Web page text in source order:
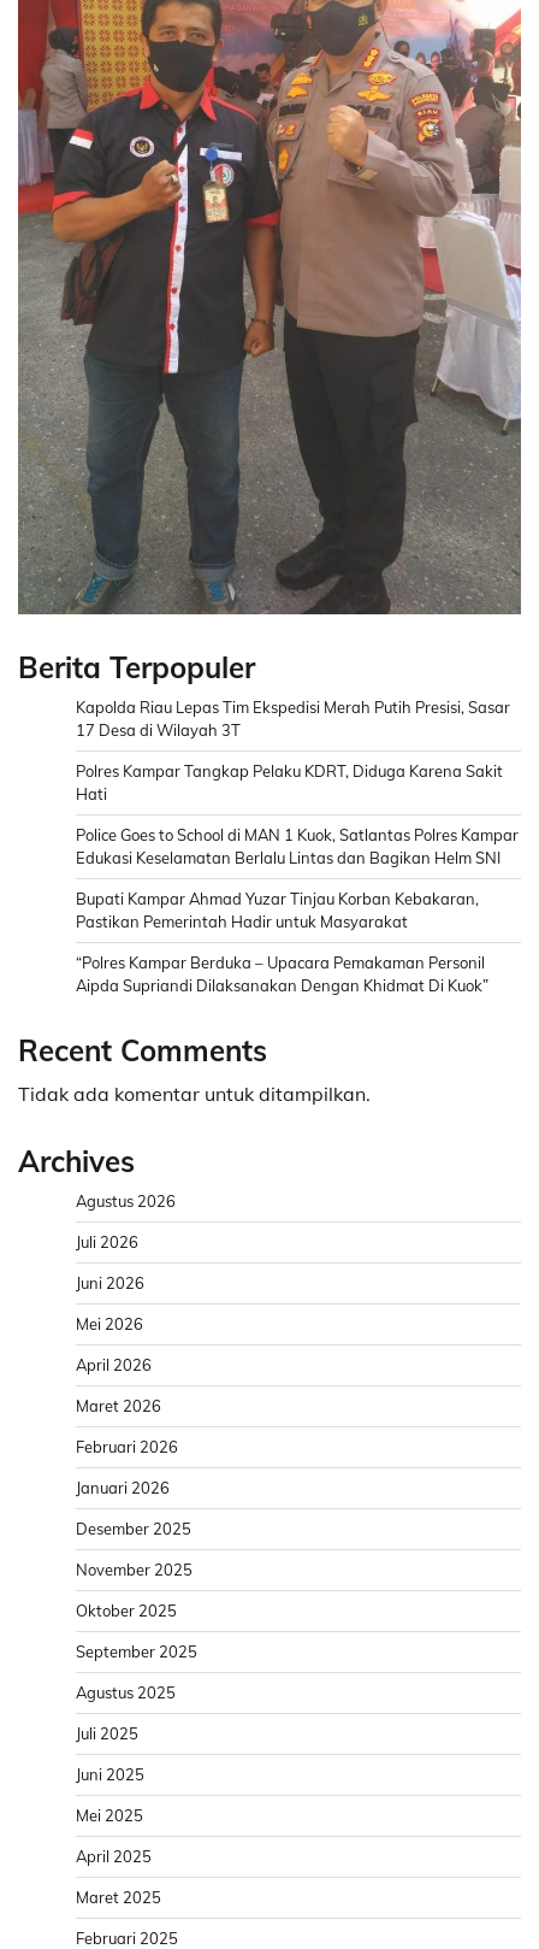
Berita Terpopuler
Kapolda Riau Lepas Tim Ekspedisi Merah Putih Presisi, Sasar
17 Desa di Wilayah 3T
Polres Kampar Tangkap Pelaku KDRT, Diduga Karena Sakit
Hati
Police Goes to School di MAN 1 Kuok, Satlantas Polres Kampar
Edukasi Keselamatan Berlalu Lintas dan Bagikan Helm SNI
Bupati Kampar Ahmad Yuzar Tinjau Korban Kebakaran,
Pastikan Pemerintah Hadir untuk Masyarakat
“Polres Kampar Berduka – Upacara Pemakaman Personil
Aipda Supriandi Dilaksanakan Dengan Khidmat Di Kuok”
Recent Comments
Tidak ada komentar untuk ditampilkan.
Archives
Agustus 2026
Juli 2026
Juni 2026
Mei 2026
April 2026
Maret 2026
Februari 2026
Januari 2026
Desember 2025
November 2025
Oktober 2025
September 2025
Agustus 2025
Juli 2025
Juni 2025
Mei 2025
April 2025
Maret 2025
Februari 2025